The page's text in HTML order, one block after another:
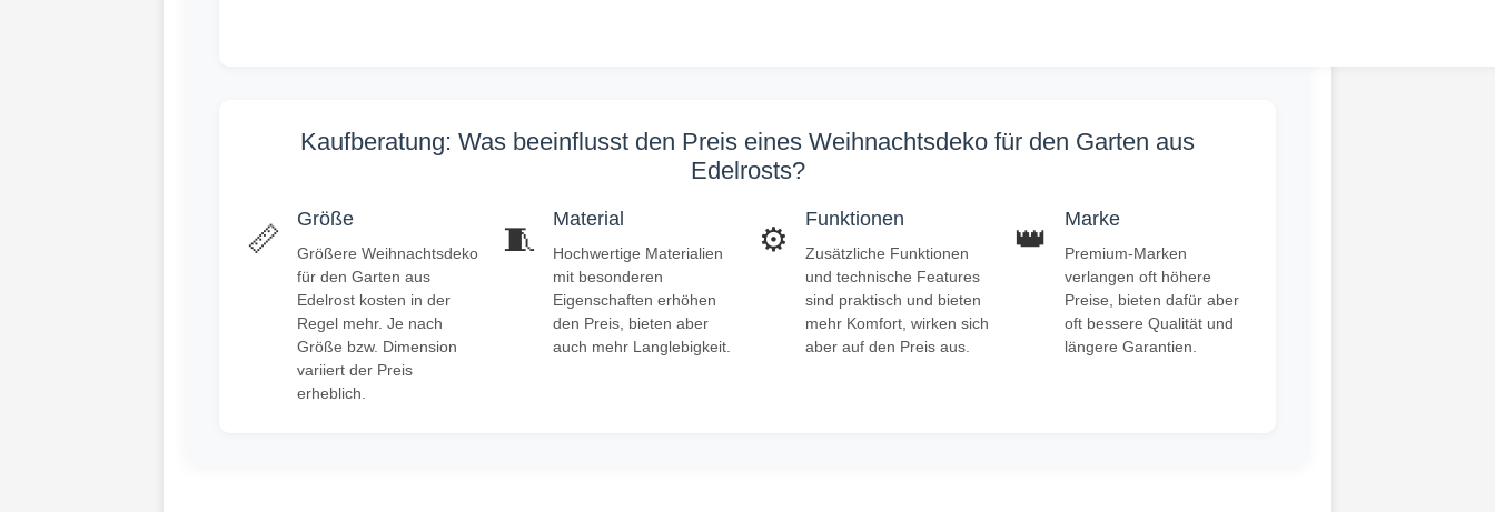
Kaufberatung: Was beeinflusst den Preis eines Weihnachtsdeko für den Garten aus
Edelrosts?
📏
Größe
Größere Weihnachtsdeko
für den Garten aus
Edelrost kosten in der
Regel mehr. Je nach
Größe bzw. Dimension
variiert der Preis
erheblich.
🧵
Material
Hochwertige Materialien
mit besonderen
Eigenschaften erhöhen
den Preis, bieten aber
auch mehr Langlebigkeit.
⚙️
Funktionen
Zusätzliche Funktionen
und technische Features
sind praktisch und bieten
mehr Komfort, wirken sich
aber auf den Preis aus.
👑
Marke
Premium-Marken
verlangen oft höhere
Preise, bieten dafür aber
oft bessere Qualität und
längere Garantien.